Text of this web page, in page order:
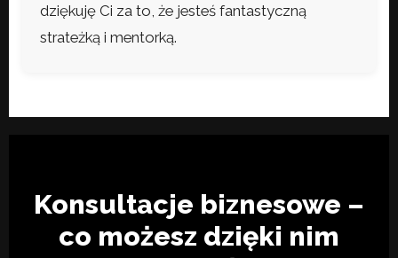
dziękuję Ci za to, że jesteś fantastyczną
strateżką i mentorką.
Konsultacje biznesowe –
co możesz dzięki nim